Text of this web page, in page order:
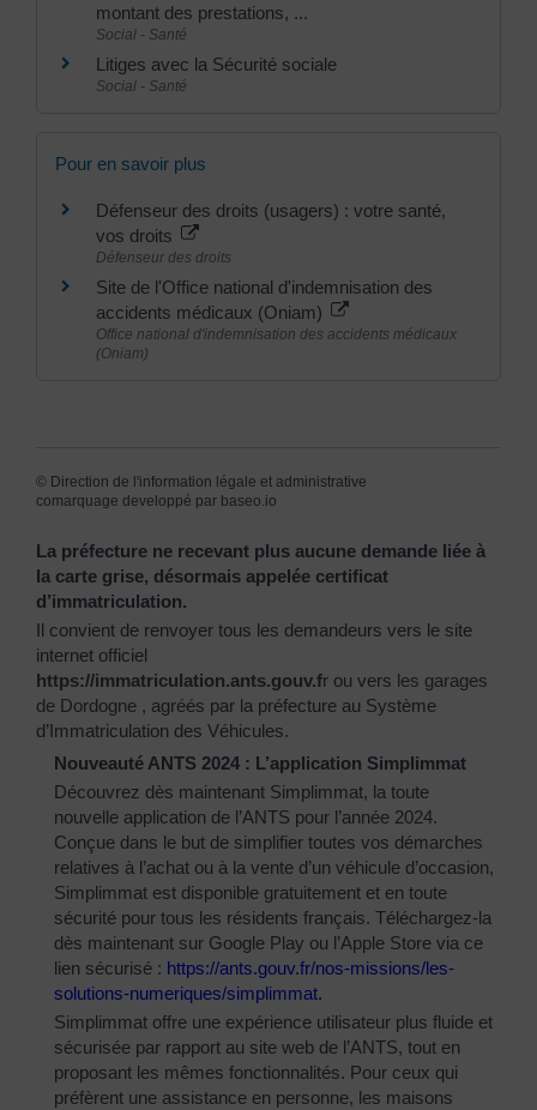
montant des prestations, ...
Social - Santé
Litiges avec la Sécurité sociale
Social - Santé
Pour en savoir plus
Défenseur des droits (usagers) : votre santé,
vos droits
Défenseur des droits
Site de l'Office national d'indemnisation des
accidents médicaux (Oniam)
Office national d'indemnisation des accidents médicaux
(Oniam)
© Direction de l'information légale et administrative
comarquage developpé par baseo.io
La préfecture ne recevant plus aucune demande liée à
la carte grise, désormais appelée certificat
d’immatriculation.
Il convient de renvoyer tous les demandeurs vers le site
internet officiel
https://immatriculation.ants.gouv.fr ou vers les garages
de Dordogne , agréés par la préfecture au Système
d’Immatriculation des Véhicules.
Nouveauté ANTS 2024 : L’application Simplimmat
Découvrez dès maintenant Simplimmat, la toute
nouvelle application de l’ANTS pour l’année 2024.
Conçue dans le but de simplifier toutes vos démarches
relatives à l’achat ou à la vente d’un véhicule d’occasion,
Simplimmat est disponible gratuitement et en toute
sécurité pour tous les résidents français. Téléchargez-la
dès maintenant sur Google Play ou l’Apple Store via ce
lien sécurisé : https://ants.gouv.fr/nos-missions/les-
solutions-numeriques/simplimmat.
Simplimmat offre une expérience utilisateur plus fluide et
sécurisée par rapport au site web de l’ANTS, tout en
proposant les mêmes fonctionnalités. Pour ceux qui
préfèrent une assistance en personne, les maisons